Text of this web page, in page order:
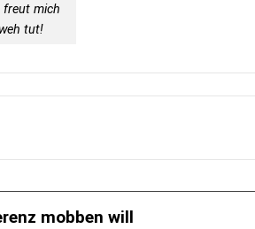
freut mich
tut!
mobben will